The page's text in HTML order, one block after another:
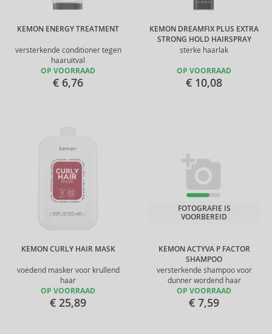
KEMON ENERGY TREATMENT
versterkende conditioner tegen
haaruitval
OP VOORRAAD
€ 6,76
KEMON DREAMFIX PLUS EXTRA
STRONG HOLD HAIRSPRAY
sterke haarlak
OP VOORRAAD
€ 10,08
KEMON CURLY HAIR MASK
voedend masker voor krullend
haar
OP VOORRAAD
€ 25,89
KEMON ACTYVA P FACTOR
SHAMPOO
versterkende shampoo voor
dunner wordend haar
FOTOGRAFIE IS
VOORBEREID
OP VOORRAAD
€ 7,59